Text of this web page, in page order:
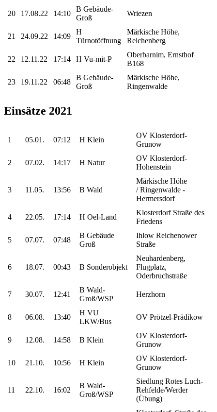
20 17.08.22 14:10
B Gebäude-
Groß
Wriezen
21 24.09.22 14:09
H
Türnotöffnung
Märkische Höhe,
Reichenberg
22 12.11.22 17:14 H Vu-mit-P
Oberbarnim, Ernsthof
B168
23 19.11.22 06:48
B Gebäude-
Groß
Märkische Höhe,
Ringenwalde
Einsätze 2021
1 05.01. 07:12 H Klein
OV Klosterdorf-
Grunow
2 07.02. 14:17 H Natur
OV Klosterdorf-
Hohenstein
3 11.05. 13:56 B Wald
Märkische Höhe
/ Ringenwalde -
Hermersdorf
4 22.05. 17:14 H Oel-Land
Klosterdorf Straße des
Friedens
5 07.07. 07:48
B Gebäude
Groß
Ihlow Reichenower
Straße
6 18.07. 00:43 B Sonderobjekt
Neuhardenberg,
Flugplatz,
Oderbruchstraße
7 30.07. 12:41
B Wald-
Groß/WSP
Herzhorn
8 06.08. 13:40
H VU
LKW/Bus
OV Prötzel-Prädikow
9 12.08. 14:58 B Klein
OV Klosterdorf-
Grunow
10 21.10. 10:56 H Klein
OV Klosterdorf-
Grunow
11 22.10. 16:02
B Wald-
Groß/WSP
Siedlung Rotes Luch-
Rehfelde/Werder
(Übung)